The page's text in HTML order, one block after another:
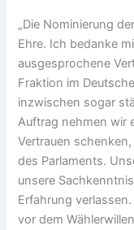
„Die Nominierung
Ehre. Ich bedanke
ausgesprochene
Fraktion im
inzwischen sogar
Auftrag nehmen wir
Vertrauen
des Parlaments.
unsere
Erfahrung
vor dem